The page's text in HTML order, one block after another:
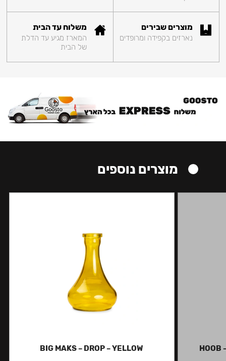
מוצרים שבירים
נארזים בקפידה ומרופדים
משלוח עד הבית
המארז מגיע עד הדלת
של הבית
מוצרים נוספים
HOOB
BIG MAKS – DROP – YELLOW